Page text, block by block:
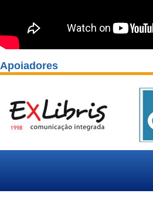
Apoiadores